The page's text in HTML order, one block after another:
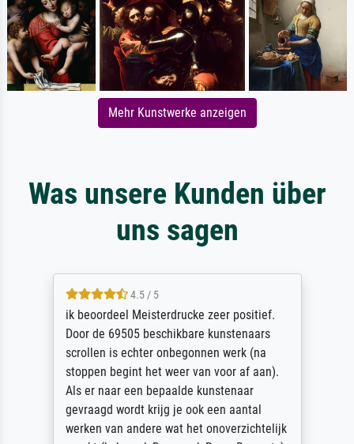
Mehr Kunstwerke anzeigen
Was unsere Kunden über
uns sagen
4.5 / 5
ik beoordeel Meisterdrucke zeer positief.
Door de 69505 beschikbare kunstenaars
scrollen is echter onbegonnen werk (na
stoppen begint het weer van voor af aan).
Als er naar een bepaalde kunstenaar
gevraagd wordt krijg je ook een aantal
werken van andere wat het onoverzichtelijk